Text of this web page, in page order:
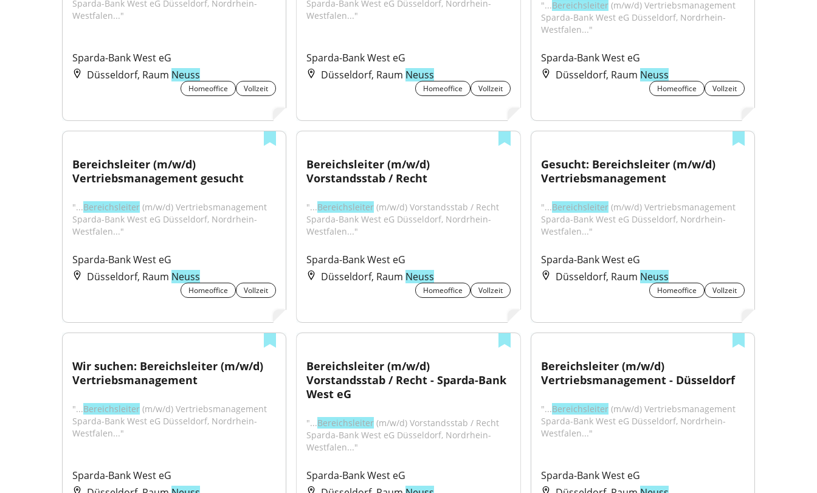
Sparda-Bank West eG Düsseldorf, Nordrhein-
Westfalen..."
Sparda-Bank West eG
Düsseldorf, Raum Neuss
Homeoffice Vollzeit
Sparda-Bank West eG Düsseldorf, Nordrhein-
Westfalen..."
Sparda-Bank West eG
Düsseldorf, Raum Neuss
Homeoffice Vollzeit
"...Bereichsleiter (m/w/d) Vertriebsmanagement
Sparda-Bank West eG Düsseldorf, Nordrhein-
Westfalen..."
Sparda-Bank West eG
Düsseldorf, Raum Neuss
Homeoffice Vollzeit
Bereichsleiter (m/w/d)
Vertriebsmanagement gesucht
"...Bereichsleiter (m/w/d) Vertriebsmanagement
Sparda-Bank West eG Düsseldorf, Nordrhein-
Westfalen..."
Sparda-Bank West eG
Düsseldorf, Raum Neuss
Homeoffice Vollzeit
Bereichsleiter (m/w/d)
Vorstandsstab / Recht
"...Bereichsleiter (m/w/d) Vorstandsstab / Recht
Sparda-Bank West eG Düsseldorf, Nordrhein-
Westfalen..."
Sparda-Bank West eG
Düsseldorf, Raum Neuss
Homeoffice Vollzeit
Gesucht: Bereichsleiter (m/w/d)
Vertriebsmanagement
"...Bereichsleiter (m/w/d) Vertriebsmanagement
Sparda-Bank West eG Düsseldorf, Nordrhein-
Westfalen..."
Sparda-Bank West eG
Düsseldorf, Raum Neuss
Homeoffice Vollzeit
Wir suchen: Bereichsleiter (m/w/d)
Vertriebsmanagement
"...Bereichsleiter (m/w/d) Vertriebsmanagement
Sparda-Bank West eG Düsseldorf, Nordrhein-
Westfalen..."
Sparda-Bank West eG
Bereichsleiter (m/w/d)
Vorstandsstab / Recht - Sparda-Bank
West eG
"...Bereichsleiter (m/w/d) Vorstandsstab / Recht
Sparda-Bank West eG Düsseldorf, Nordrhein-
Westfalen..."
Sparda-Bank West eG
Bereichsleiter (m/w/d)
Vertriebsmanagement - Düsseldorf
"...Bereichsleiter (m/w/d) Vertriebsmanagement
Sparda-Bank West eG Düsseldorf, Nordrhein-
Westfalen..."
Sparda-Bank West eG